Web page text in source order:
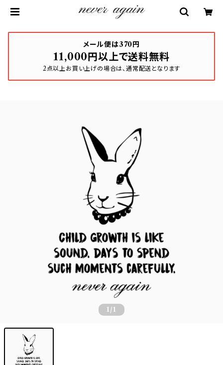
メール便は370円
11,000円以上で送料無料
2点以上お買い上げの場合は、通常配送となります
1 /1